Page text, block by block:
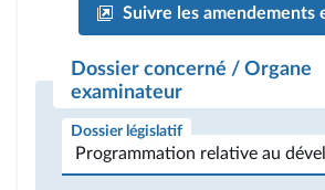
Suivre les amendements
Dossier concerné / Organe
examinateur
Dossier législatif